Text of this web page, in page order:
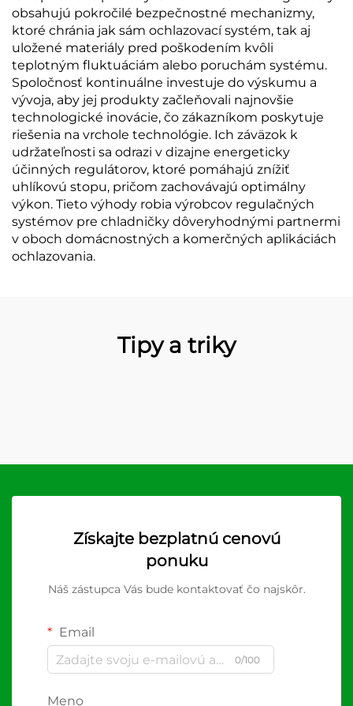
obsahujú pokročilé bezpečnostné mechanizmy,
ktoré chránia jak sám ochlazovací systém, tak aj
uložené materiály pred poškodením kvôli
teplotným fluktuáciám alebo poruchám systému.
Spoločnosť kontinuálne investuje do výskumu a
vývoja, aby jej produkty začleňovali najnovšie
technologické inovácie, čo zákazníkom poskytuje
riešenia na vrchole technológie. Ich záväzok k
udržateľnosti sa odrazi v dizajne energeticky
účinných regulátorov, ktoré pomáhajú znížiť
uhlíkovú stopu, pričom zachovávajú optimálny
výkon. Tieto výhody robia výrobcov regulačných
systémov pre chladničky dôveryhodnými partnermi
v oboch domácnostných a komerčných aplikáciách
ochlazovania.
Tipy a triky
Získajte bezplatnú cenovú
ponuku
Náš zástupca Vás bude kontaktovať čo najskôr.
Email
0/100
Meno